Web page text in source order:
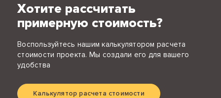
Хотите рассчитать
примерную стоимость?
Воспользуйтесь нашим калькулятором расчета
стоимости проекта. Мы создали его для вашего
удобства
Калькулятор расчета стоимости